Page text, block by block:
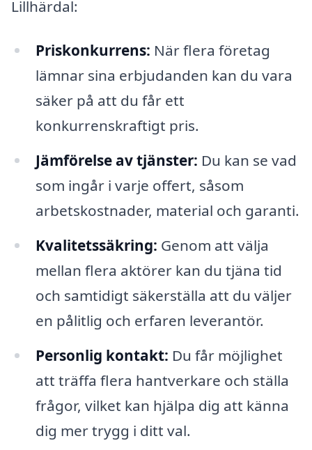
Lillhärdal:
Priskonkurrens: När flera företag
lämnar sina erbjudanden kan du vara
säker på att du får ett
konkurrenskraftigt pris.
Jämförelse av tjänster: Du kan se vad
som ingår i varje offert, såsom
arbetskostnader, material och garanti.
Kvalitetssäkring: Genom att välja
mellan flera aktörer kan du tjäna tid
och samtidigt säkerställa att du väljer
en pålitlig och erfaren leverantör.
Personlig kontakt: Du får möjlighet
att träffa flera hantverkare och ställa
frågor, vilket kan hjälpa dig att känna
dig mer trygg i ditt val.